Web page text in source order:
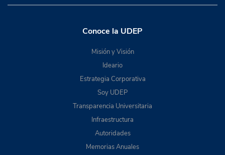
Conoce la UDEP
Misión y Visión
Ideario
Estrategia Corporativa
Soy UDEP
Transparencia Universitaria
Infraestructura
Autoridades
Memorias Anuales